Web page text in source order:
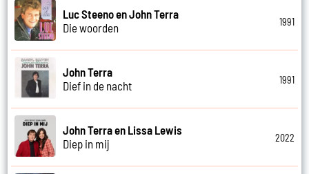
Luc Steeno en John Terra
Die woorden
1991
John Terra
Dief in de nacht
1991
John Terra en Lissa Lewis
Diep in mij
2022